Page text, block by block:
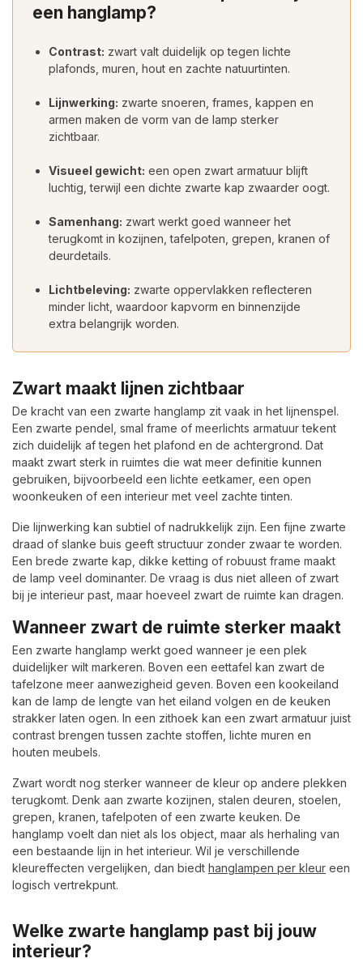
een hanglamp?
Contrast: zwart valt duidelijk op tegen lichte
plafonds, muren, hout en zachte natuurtinten.
Lijnwerking: zwarte snoeren, frames, kappen en
armen maken de vorm van de lamp sterker
zichtbaar.
Visueel gewicht: een open zwart armatuur blijft
luchtig, terwijl een dichte zwarte kap zwaarder oogt.
Samenhang: zwart werkt goed wanneer het
terugkomt in kozijnen, tafelpoten, grepen, kranen of
deurdetails.
Lichtbeleving: zwarte oppervlakken reflecteren
minder licht, waardoor kapvorm en binnenzijde
extra belangrijk worden.
Zwart maakt lijnen zichtbaar
De kracht van een zwarte hanglamp zit vaak in het lijnenspel.
Een zwarte pendel, smal frame of meerlichts armatuur tekent
zich duidelijk af tegen het plafond en de achtergrond. Dat
maakt zwart sterk in ruimtes die wat meer definitie kunnen
gebruiken, bijvoorbeeld een lichte eetkamer, een open
woonkeuken of een interieur met veel zachte tinten.
Die lijnwerking kan subtiel of nadrukkelijk zijn. Een fijne zwarte
draad of slanke buis geeft structuur zonder zwaar te worden.
Een brede zwarte kap, dikke ketting of robuust frame maakt
de lamp veel dominanter. De vraag is dus niet alleen of zwart
bij je interieur past, maar hoeveel zwart de ruimte kan dragen.
Wanneer zwart de ruimte sterker maakt
Een zwarte hanglamp werkt goed wanneer je een plek
duidelijker wilt markeren. Boven een eettafel kan zwart de
tafelzone meer aanwezigheid geven. Boven een kookeiland
kan de lamp de lengte van het eiland volgen en de keuken
strakker laten ogen. In een zithoek kan een zwart armatuur juist
contrast brengen tussen zachte stoffen, lichte muren en
houten meubels.
Zwart wordt nog sterker wanneer de kleur op andere plekken
terugkomt. Denk aan zwarte kozijnen, stalen deuren, stoelen,
grepen, kranen, tafelpoten of een zwarte keuken. De
hanglamp voelt dan niet als los object, maar als herhaling van
een bestaande lijn in het interieur. Wil je verschillende
kleureffecten vergelijken, dan biedt hanglampen per kleur een
logisch vertrekpunt.
Welke zwarte hanglamp past bij jouw
interieur?